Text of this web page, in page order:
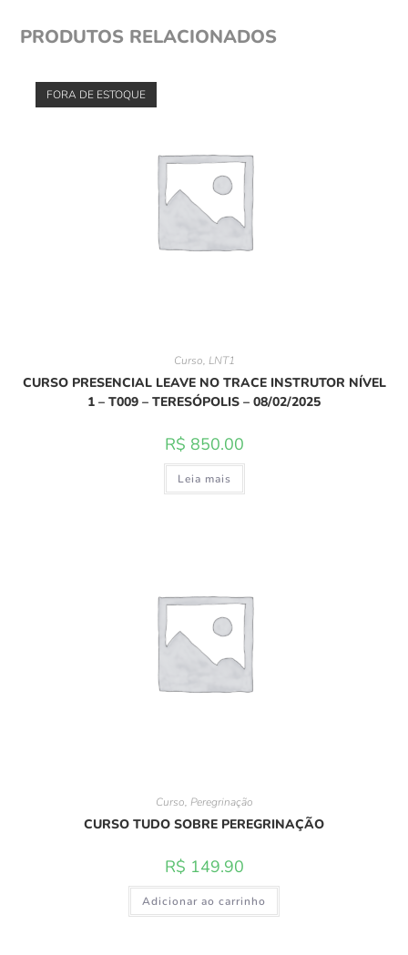
PRODUTOS RELACIONADOS
FORA DE ESTOQUE
Curso, LNT1
CURSO PRESENCIAL LEAVE NO TRACE INSTRUTOR NÍVEL
1 – T009 – TERESÓPOLIS – 08/02/2025
R$ 850.00
Leia mais
Curso, Peregrinação
CURSO TUDO SOBRE PEREGRINAÇÃO
R$ 149.90
Adicionar ao carrinho